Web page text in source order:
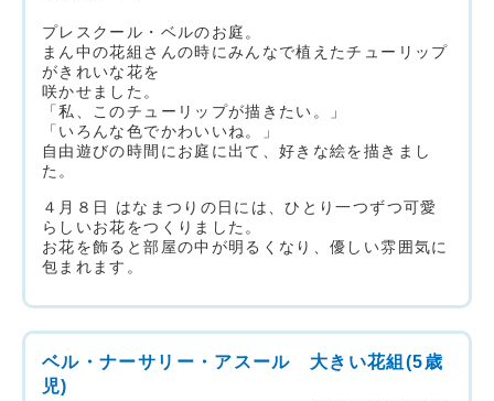
プレスクール・ベルのお庭。
まん中の花組さんの時にみんなで植えたチューリップ
がきれいな花を
咲かせました。
「私、このチューリップが描きたい。」
「いろんな色でかわいいね。」
自由遊びの時間にお庭に出て、好きな絵を描きまし
た。
４月８日 はなまつりの日には、ひとり一つずつ可愛
らしいお花をつくりました。
お花を飾ると部屋の中が明るくなり、優しい雰囲気に
包まれます。
ベル・ナーサリー・アスール 大きい花組(5歳
児)